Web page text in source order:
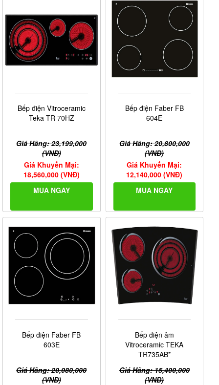
Bếp điện Vitroceramic
Teka TR 70HZ
Giá Hãng: 23,199,000
(VNĐ)
Giá Khuyến Mại:
18,560,000 (VNĐ)
MUA NGAY
Bếp điện Faber FB
604E
Giá Hãng: 20,800,000
(VNĐ)
Giá Khuyến Mại:
12,140,000 (VNĐ)
MUA NGAY
Bếp điện Faber FB
603E
Giá Hãng: 20,080,000
(VNĐ)
Bếp điện âm
Vitroceramic TEKA
TR735AB*
Giá Hãng: 15,400,000
(VNĐ)